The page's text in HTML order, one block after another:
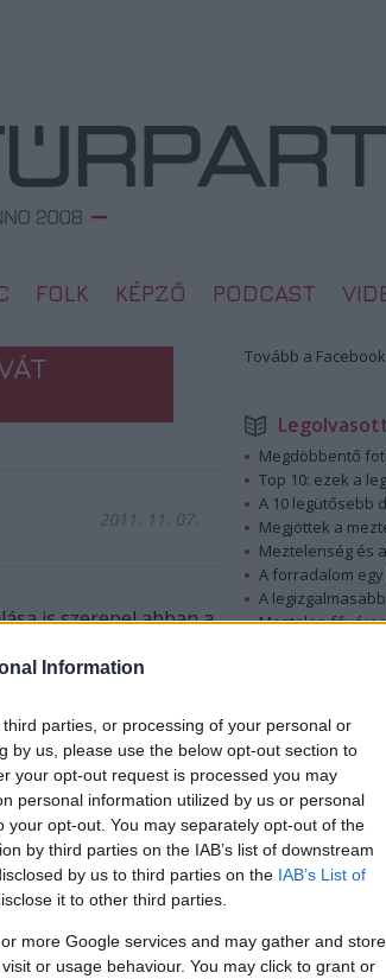
Information
parties, or processing of your personal or
by us, please use the below opt-out section to
your opt-out request is processed you may
personal information utilized by us or personal
opt-out. You may separately opt-out of the
by third parties on the IAB’s list of downstream
by us to third parties on the IAB’s List of
it to other third parties.
more Google services and may gather and store
or usage behaviour. You may click to grant or
FOLK KÉPZŐ PODCAST
2011. 11. 07.
is szerepel abban a
amelyet
Nina
új eleme a film
terén történő
foglalja a
és a
Szintén újdonság,
tesznek a
Tovább a
Megdöbbentő
Top 10: ezek a
A 10 legütősebb
Megjöttek a
Meztelenség és
A forradalom
A
Meztelen
Készülőben a
Nézd meg a
Hírlevél